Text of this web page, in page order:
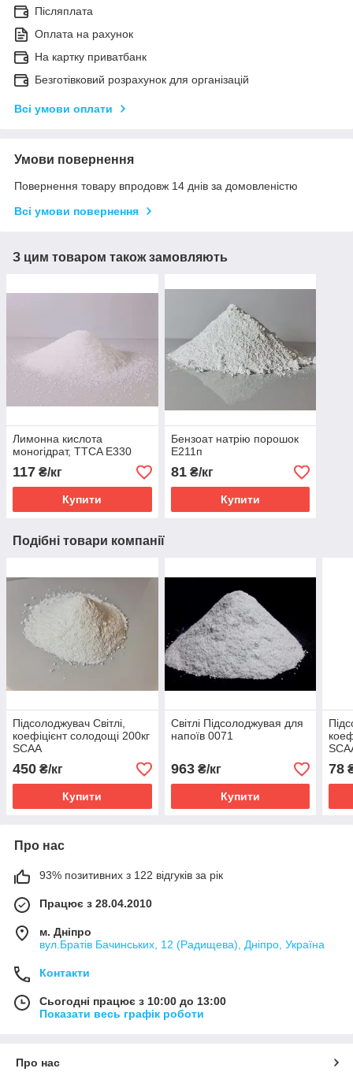
Післяплата
Оплата на рахунок
На картку приватбанк
Безготівковий розрахунок для організацій
Всі умови оплати
Умови повернення
Повернення товару впродовж 14 днів за домовленістю
Всі умови повернення
З цим товаром також замовляють
Лимонна кислота
моногідрат, TTCA Е330
117 ₴/кг
Купити
Бензоат натрію порошок
Е211п
81₴/кг
Купити
Подібні товари компанії
Підсолоджувач Світлі,
коефіцієнт солодощі 200кг
SCAA
450 ₴/кг
Купити
Світлі Підсолоджувая для
напоїв 0071
963₴/кг
Купити
78
Про нас
93% позитивних з 122 відгуків за рік
Працює з 28.04.2010
м. Дніпро
вул.Братів Бачинських, 12 (Радищева), Дніпро, Україна
Контакти
Сьогодні працює з 10:00 до 13:00
Показати весь графік роботи
Про нас